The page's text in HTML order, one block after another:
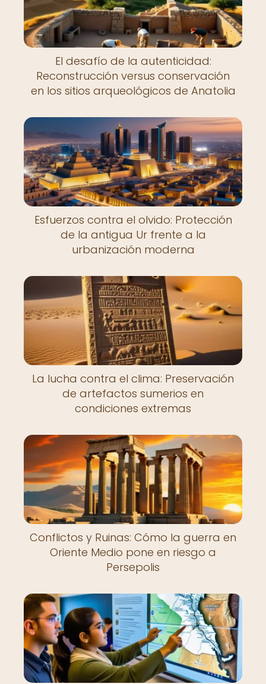
El desafío de la autenticidad:
Reconstrucción versus conservación
en los sitios arqueológicos de Anatolia
Esfuerzos contra el olvido: Protección
de la antigua Ur frente a la
urbanización moderna
La lucha contra el clima: Preservación
de artefactos sumerios en
condiciones extremas
Conflictos y Ruinas: Cómo la guerra en
Oriente Medio pone en riesgo a
Persepolis